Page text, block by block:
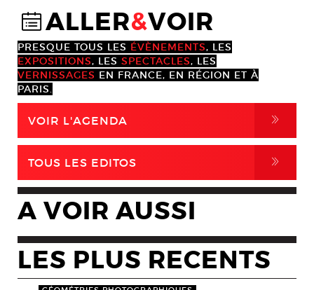
@ALLER&VOIR
PRESQUE TOUS LES ÉVÈNEMENTS, LES
EXPOSITIONS, LES SPECTACLES, LES
VERNISSAGES EN FRANCE, EN RÉGION ET À
PARIS.
VOIR L'AGENDA ,
TOUS LES EDITOS ,
A VOIR AUSSI
LES PLUS RECENTS